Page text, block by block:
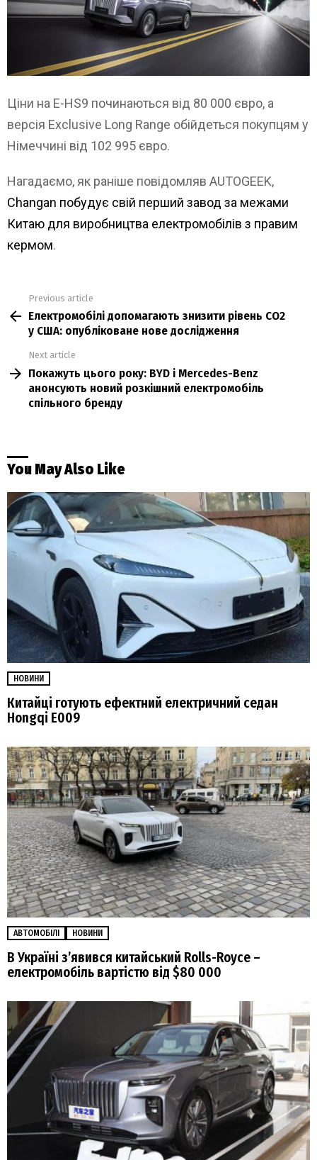
Ціни на E-HS9 починаються від 80 000 євро, а
версія Exclusive Long Range обійдеться покупцям у
Німеччині від 102 995 євро.
Нагадаємо, як раніше повідомляв AUTOGEEK,
Changan побудує свій перший завод за межами
Китаю для виробництва електромобілів з правим
кермом.
more
Previous article
Електромобілі допомагають знизити рівень CO2
у США: опубліковане нове дослідження
Next article
Покажуть цього року: BYD і Mercedes-Benz
анонсують новий розкішний електромобіль
спільного бренду
You May Also Like
НОВИНИ
Китайці готують ефектний електричний седан
Hongqi E009
АВТОМОБІЛІ НОВИНИ
В Україні з’явився китайський Rolls-Royce –
електромобіль вартістю від $80 000